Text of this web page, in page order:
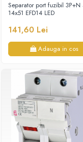
Separator port fuzibil
14x51 EFD14 LED
141,60 Lei
Adauga in cos